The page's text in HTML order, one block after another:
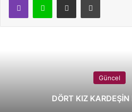
Güncel
DÖRT KIZ KARDEŞİN